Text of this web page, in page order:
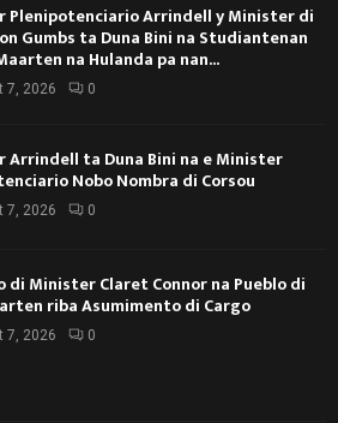
Plenipotenciario Arrindell y Minister di
Gumbs ta Duna Bini na Studiantenan
na Hulanda pa nan...
7, 2026 0
Arrindell ta Duna Bini na e Minister
Nobo Nombra di Corsou
7, 2026 0
di Minister Claret Connor na Pueblo di
riba Asumimento di Cargo
7, 2026 0